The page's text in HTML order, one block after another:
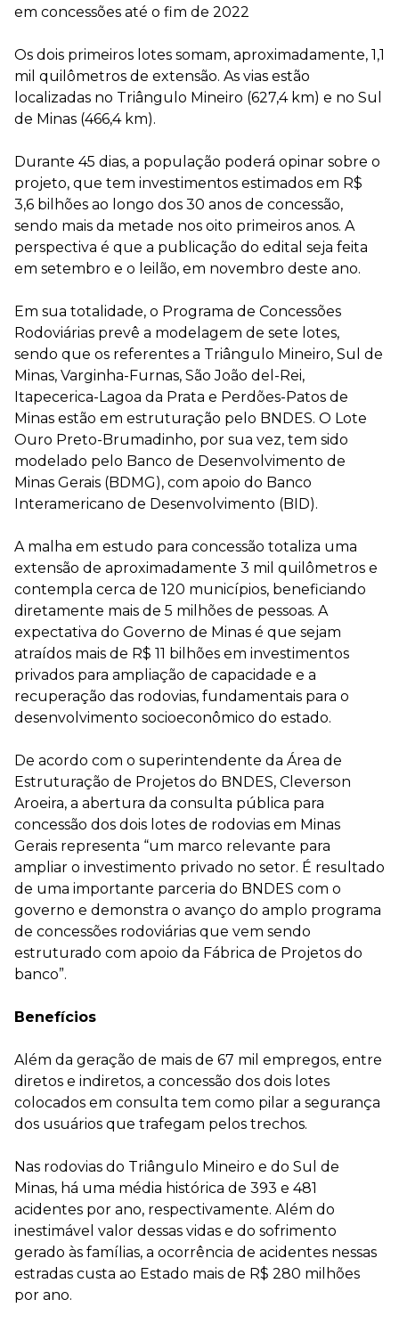
em concessões até o fim de 2022
Os dois primeiros lotes somam, aproximadamente, 1,1
mil quilômetros de extensão. As vias estão
localizadas no Triângulo Mineiro (627,4 km) e no Sul
de Minas (466,4 km).
Durante 45 dias, a população poderá opinar sobre o
projeto, que tem investimentos estimados em R$
3,6 bilhões ao longo dos 30 anos de concessão,
sendo mais da metade nos oito primeiros anos. A
perspectiva é que a publicação do edital seja feita
em setembro e o leilão, em novembro deste ano.
Em sua totalidade, o Programa de Concessões
Rodoviárias prevê a modelagem de sete lotes,
sendo que os referentes a Triângulo Mineiro, Sul de
Minas, Varginha-Furnas, São João del-Rei,
Itapecerica-Lagoa da Prata e Perdões-Patos de
Minas estão em estruturação pelo BNDES. O Lote
Ouro Preto-Brumadinho, por sua vez, tem sido
modelado pelo Banco de Desenvolvimento de
Minas Gerais (BDMG), com apoio do Banco
Interamericano de Desenvolvimento (BID).
A malha em estudo para concessão totaliza uma
extensão de aproximadamente 3 mil quilômetros e
contempla cerca de 120 municípios, beneficiando
diretamente mais de 5 milhões de pessoas. A
expectativa do Governo de Minas é que sejam
atraídos mais de R$ 11 bilhões em investimentos
privados para ampliação de capacidade e a
recuperação das rodovias, fundamentais para o
desenvolvimento socioeconômico do estado.
De acordo com o superintendente da Área de
Estruturação de Projetos do BNDES, Cleverson
Aroeira, a abertura da consulta pública para
concessão dos dois lotes de rodovias em Minas
Gerais representa “um marco relevante para
ampliar o investimento privado no setor. É resultado
de uma importante parceria do BNDES com o
governo e demonstra o avanço do amplo programa
de concessões rodoviárias que vem sendo
estruturado com apoio da Fábrica de Projetos do
banco”.
Benefícios
Além da geração de mais de 67 mil empregos, entre
diretos e indiretos, a concessão dos dois lotes
colocados em consulta tem como pilar a segurança
dos usuários que trafegam pelos trechos.
Nas rodovias do Triângulo Mineiro e do Sul de
Minas, há uma média histórica de 393 e 481
acidentes por ano, respectivamente. Além do
inestimável valor dessas vidas e do sofrimento
gerado às famílias, a ocorrência de acidentes nessas
estradas custa ao Estado mais de R$ 280 milhões
por ano.